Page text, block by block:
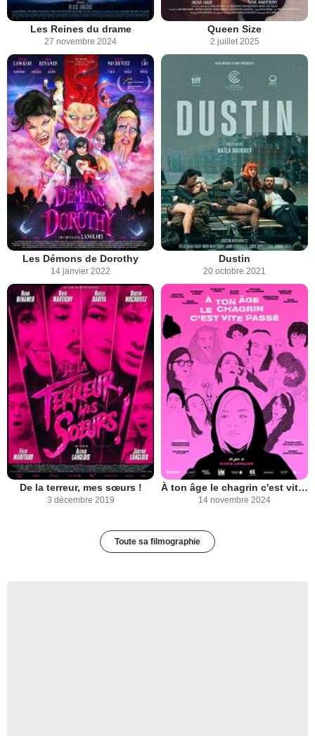
Les Reines du drame
27 novembre 2024
Queen Size
2 juillet 2025
Les Démons de Dorothy
14 janvier 2022
Dustin
20 octobre 2021
De la terreur, mes sœurs !
3 décembre 2019
À ton âge le chagrin c'est vite passé
14 novembre 2024
Toute sa filmographie